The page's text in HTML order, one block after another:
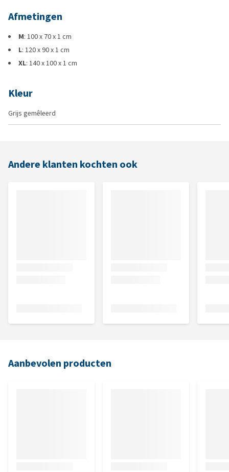
Afmetingen
M: 100 x 70 x 1 cm
L: 120 x 90 x 1 cm
XL: 140 x 100 x 1 cm
Kleur
Grijs gemêleerd
Andere klanten kochten ook
Aanbevolen producten